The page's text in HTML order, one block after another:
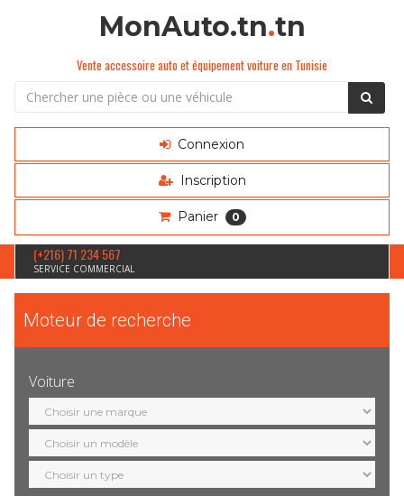
MonAuto.tn.tn
Vente accessoire auto et équipement voiture en Tunisie
Connexion
Inscription
Panier 0
(+216) 71 234 567
SERVICE COMMERCIAL
Moteur de recherche
Voiture
Sélection
marque
Sélection
modèle
Sélection
motorisation